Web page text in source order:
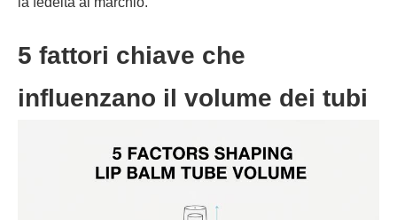
5 fattori chiave che
influenzano il volume dei tubi